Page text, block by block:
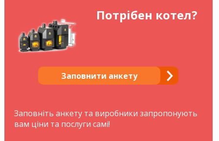
Потрібен котел?
Заповнити анкету
Заповніть анкету та виробники запропонують
вам ціни та послуги самі!